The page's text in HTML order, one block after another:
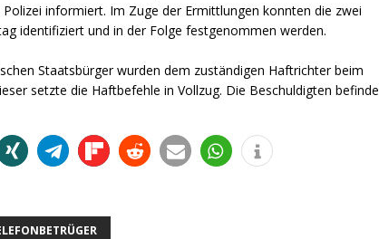
informiert. Im Zuge der Ermittlungen konnten die zwei
identifiziert und in der Folge festgenommen werden.
Staatsbürger wurden dem zuständigen Haftrichter beim
setzte die Haftbefehle in Vollzug. Die Beschuldigten